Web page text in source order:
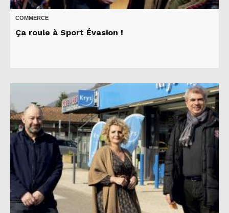
COMMERCE
Ça roule à Sport Évasion !